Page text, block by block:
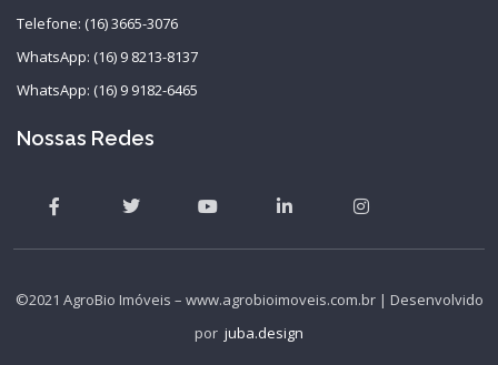
Telefone: (16) 3665-3076
WhatsApp: (16) 9 8213-8137
WhatsApp: (16) 9 9182-6465
Nossas Redes
©2021 AgroBio Imóveis – www.agrobioimoveis.com.br | Desenvolvido
por juba.design